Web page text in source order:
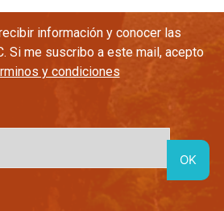
información y conocer las
Si me suscribo a este mail, acepto
y condiciones